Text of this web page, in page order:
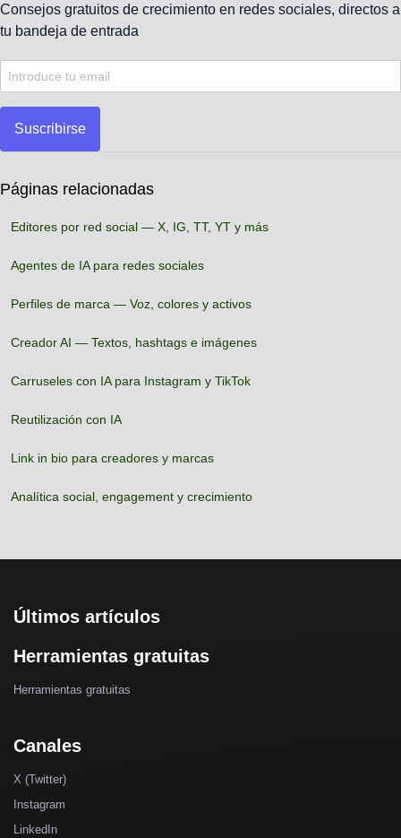
Consejos gratuitos de crecimiento en redes sociales, directos a
tu bandeja de entrada
Suscribirse
Páginas relacionadas
Editores por red social — X, IG, TT, YT y más
Agentes de IA para redes sociales
Perfiles de marca — Voz, colores y activos
Creador AI — Textos, hashtags e imágenes
Carruseles con IA para Instagram y TikTok
Reutilización con IA
Link in bio para creadores y marcas
Analítica social, engagement y crecimiento
Últimos artículos
Herramientas gratuitas
Herramientas gratuitas
Canales
X (Twitter)
Instagram
LinkedIn